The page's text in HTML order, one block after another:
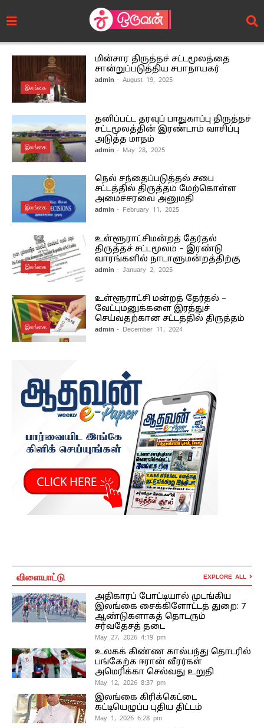
இலங்கை
மின்சார திருத்தச் சட்டமூலத்தை
சான்றுப்படுத்திய சபாநாயகர்
admin - August 19, 2025
இலங்கை
தனிப்பட்ட தரவுப் பாதுகாப்பு திருத்தச்
சட்டமூலத்தின் இரண்டாம் வாசிப்பு
அடுத்த மாதம்
admin - May 28, 2025
இலங்கை
நெல் சந்தைப்படுத்தல் சபை
சட்டத்தில் திருத்தம் மேற்கொள்ள
அமைச்சரவை அனுமதி
admin - February 11, 2025
இலங்கை
உள்ளூராட்சிமன்றத் தேர்தல்
திருத்தச் சட்டமூலம் – இரண்டு
வாரங்களில் நாடாளுமன்றத்திற்கு
admin - January 2, 2025
இலங்கை
உள்ளூராட்சி மன்றத் தேர்தல் –
வேட்புமனுக்களை இரத்துச்
செய்வதற்கான சட்டத்தில் திருத்தம்
admin - December 11, 2024
விளையாட்டு EXPLORE ALL
அதிகாரப் போட்டியால் முடங்கிய
இலங்கை சைக்கிளோட்டத் துறை: 7
ஆண்டுகளாகத் தொடரும்
சர்வதேசத் தடை
May 27, 2026 4:19 pm
உலகக் கிண்ண கால்பந்து தொடரில்
பங்கேற்க ஈரான் வீரர்கள்
அமெரிக்கா செல்வது உறுதி
May 12, 2026 8:37 pm
இலங்கை கிரிக்கெட்டை
கட்டியெழுப்ப புதிய திட்டம்
May 1, 2026 6:28 pm